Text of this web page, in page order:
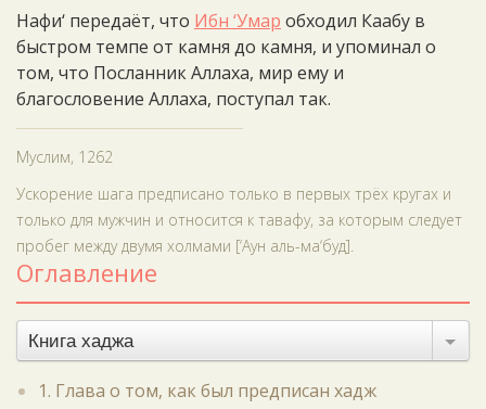
Нафи‘ передаёт, что Ибн ‘Умар обходил Каабу в
быстром темпе от камня до камня, и упоминал о
том, что Посланник Аллаха, мир ему и
благословение Аллаха, поступал так.
Муслим, 1262
Ускорение шага предписано только в первых трёх кругах и
только для мужчин и относится к тавафу, за которым следует
пробег между двумя холмами [‘Аун аль-ма‘буд].
Оглавление
Книга хаджа
1. Глава о том, как был предписан хадж